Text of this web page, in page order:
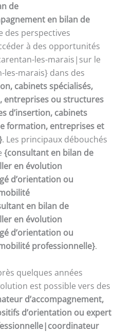
de
en bilan de
des perspectives
à des opportunités
les-marais|sur le
marais} dans des
cabinets spécialisés,
entreprises ou structures
d’insertion, cabinets
formation, entreprises et
. Les principaux débouchés
{consultant en bilan de
en évolution
d’orientation ou
en bilan de
en évolution
d’orientation ou
professionnelle}.
quelques années
est possible vers des
d’accompagnement,
d’orientation ou expert